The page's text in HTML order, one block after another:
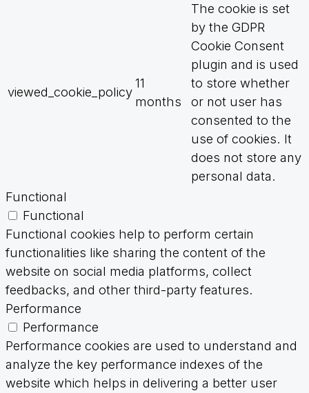
viewed_cookie_policy
11
months
The cookie is set
by the GDPR
Cookie Consent
plugin and is used
to store whether
or not user has
consented to the
use of cookies. It
does not store any
personal data.
Functional
Functional
Functional cookies help to perform certain
functionalities like sharing the content of the
website on social media platforms, collect
feedbacks, and other third-party features.
Performance
Performance
Performance cookies are used to understand and
analyze the key performance indexes of the
website which helps in delivering a better user